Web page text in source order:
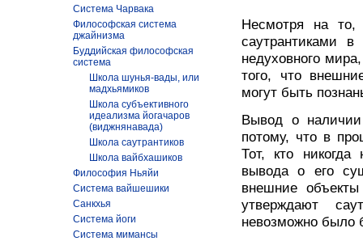
Система Чарвака
Философская система
джайнизма
Буддийская философская
система
Школа шунья-вады, или
мадхьямиков
Школа субъективного
идеализма йогачаров
(виджнянавада)
Школа саутрантиков
Школа вайбхашиков
Философия Ньяйи
Система вайшешики
Санкхья
Система йоги
Система мимансы
Несмотря на то,
саутрантиками
недуховного
того, что
могут быть
Вывод о
потому, что в
Тот, кто
вывода о его
внешние
утверждают
невозможно было